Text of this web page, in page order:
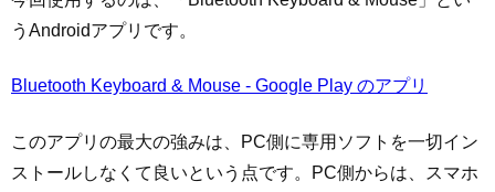
うAndroidアプリです。
Bluetooth Keyboard & Mouse - Google Play のアプリ
このアプリの最大の強みは、PC側に専用ソフトを一切イン
ストールしなくて良いという点です。PC側からは、スマホ